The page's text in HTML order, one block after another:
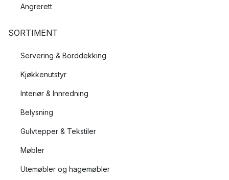
Angrerett
SORTIMENT
Servering & Borddekking
Kjøkkenutstyr
Interiør & Innredning
Belysning
Gulvtepper & Tekstiler
Møbler
Utemøbler og hagemøbler